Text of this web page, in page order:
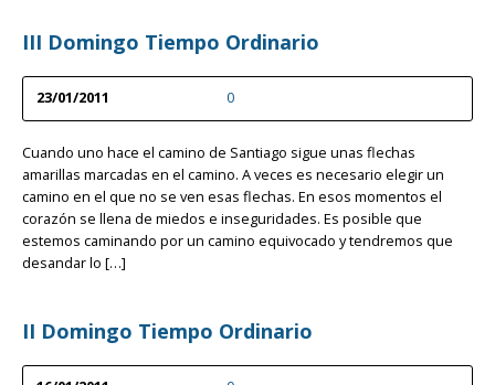
III Domingo Tiempo Ordinario
23/01/2011 0
Cuando uno hace el camino de Santiago sigue unas flechas
amarillas marcadas en el camino. A veces es necesario elegir un
camino en el que no se ven esas flechas. En esos momentos el
corazón se llena de miedos e inseguridades. Es posible que
estemos caminando por un camino equivocado y tendremos que
desandar lo […]
II Domingo Tiempo Ordinario